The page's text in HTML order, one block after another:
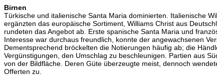
Birnen
Türkische und italienische Santa Maria dominierten. Italienische
ergänzten das europäische Sortiment, Williams Christ aus
rundeten das Angebot ab. Erste spanische Santa Maria und
Interesse war durchaus freundlich, konnte der angewachsenen
Dementsprechend bröckelten die Notierungen häufig ab; die
Vergünstigungen, den Umschlag zu beschleunigen. Partien aus
von der Bildfläche. Deren Güte überzeugte meist, dennoch
Offerten zu.